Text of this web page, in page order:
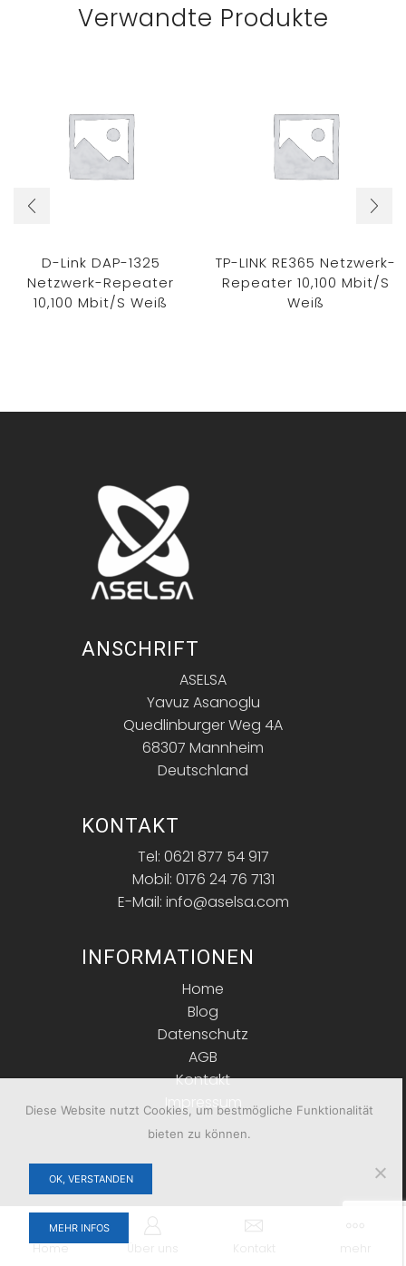
Verwandte Produkte
D-Link DAP-1325
Netzwerk-Repeater
10,100 Mbit/s Weiß
TP-LINK RE365 Netzwerk-
Repeater 10,100 Mbit/s
Weiß
ANSCHRIFT
ASELSA
Yavuz Asanoglu
Quedlinburger Weg 4A
68307 Mannheim
Deutschland
KONTAKT
Tel: 0621 877 54 917
Mobil: 0176 24 76 7131
E-Mail: info@aselsa.com
INFORMATIONEN
Home
Blog
Datenschutz
AGB
Kontakt
Impressum
Copyright © 2026 ASELSA. Alle Rechte vorbehalten.
Home Über uns Kontakt mehr
Diese Website nutzt Cookies, um bestmögliche Funktionalität
bieten zu können.
OK, VERSTANDEN
MEHR INFOS